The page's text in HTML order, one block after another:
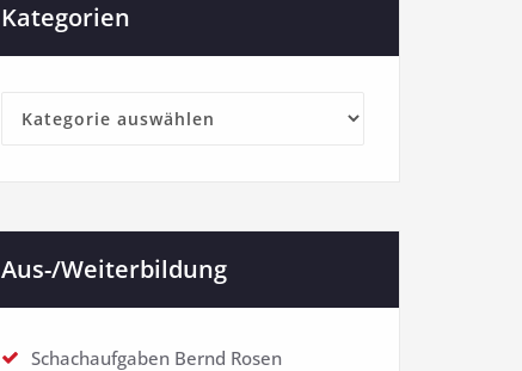
Kategorien
Kategorien
Aus-/Weiterbildung
Schachaufgaben Bernd Rosen